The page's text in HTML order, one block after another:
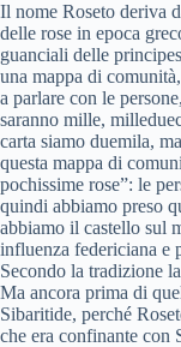
Il nome Roseto deriva
delle rose in epoca
guanciali delle
una mappa di
a parlare con le
saranno mille,
carta siamo duemila,
questa mappa di
pochissime rose”: le
quindi abbiamo preso
abbiamo il castello sul
influenza federiciana e
Secondo la tradizione
Ma ancora prima di
Sibaritide, perché
che era confinante con